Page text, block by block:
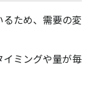
るため、需要の変
イミングや量が毎